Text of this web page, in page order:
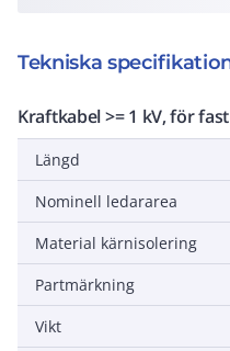
Tekniska
Kraftkabel >= 1 kV, för
Längd
Nominell ledararea
Material kärnisolering
Partmärkning
Vikt